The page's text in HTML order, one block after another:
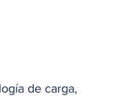
de carga,